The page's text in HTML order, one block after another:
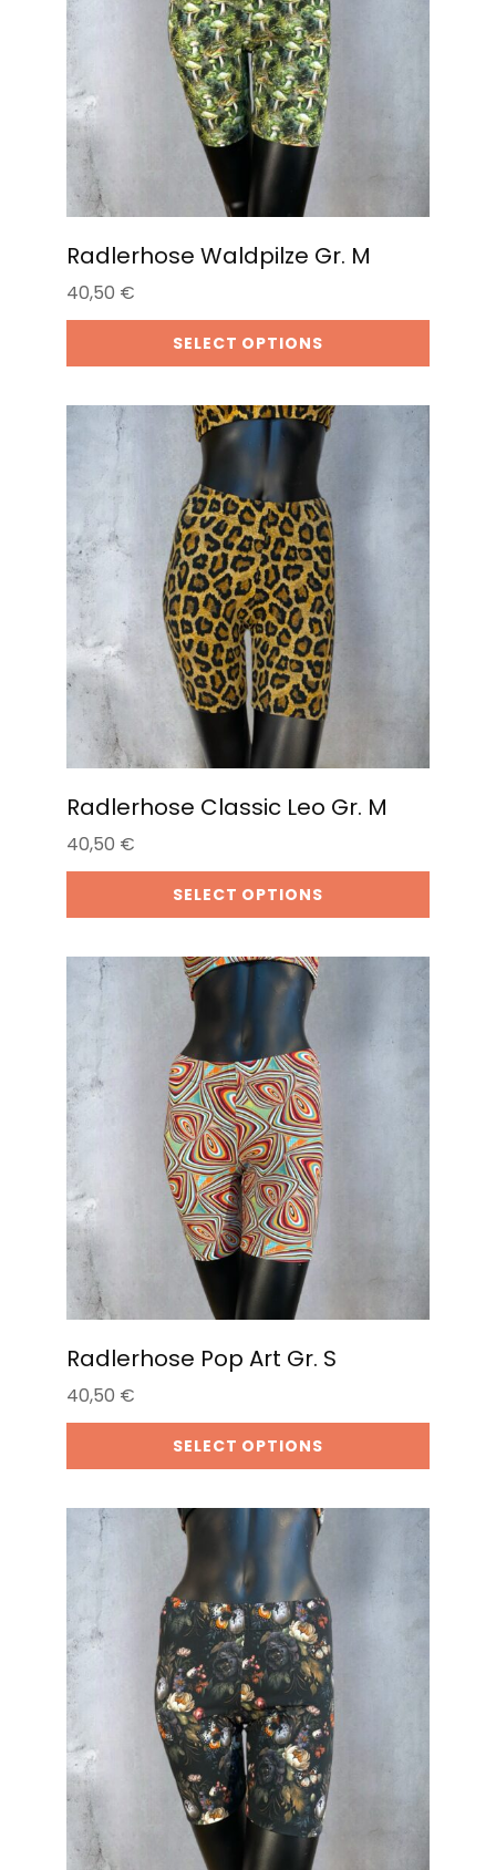
Radlerhose Waldpilze Gr. M
40,50 €
SELECT OPTIONS
Radlerhose Classic Leo Gr. M
40,50 €
SELECT OPTIONS
Radlerhose Pop Art Gr. S
40,50 €
SELECT OPTIONS